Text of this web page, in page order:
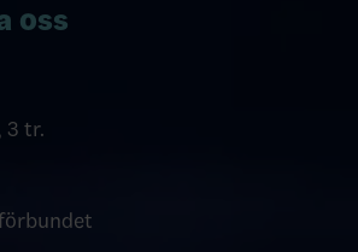
oss
3 tr.